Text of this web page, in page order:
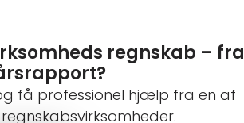
regnskab – fra
få professionel hjælp fra en af